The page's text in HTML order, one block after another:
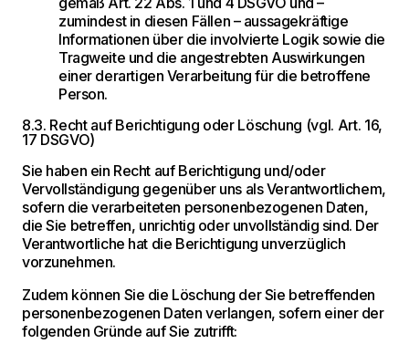
zumindest in diesen Fällen – aussagekräftige
Informationen über die involvierte Logik sowie die
Tragweite und die angestrebten Auswirkungen
einer derartigen Verarbeitung für die betroffene
Person.
8.3. Recht auf Berichtigung oder Löschung (vgl. Art. 16,
17 DSGVO)
Sie haben ein Recht auf Berichtigung und/oder
Vervollständigung gegenüber uns als Verantwortlichem,
sofern die verarbeiteten personenbezogenen Daten,
die Sie betreffen, unrichtig oder unvollständig sind. Der
Verantwortliche hat die Berichtigung unverzüglich
vorzunehmen.
Zudem können Sie die Löschung der Sie betreffenden
personenbezogenen Daten verlangen, sofern einer der
folgenden Gründe auf Sie zutrifft: